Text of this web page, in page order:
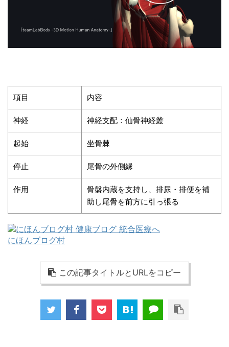
項目 内容
神経 神経支配：仙骨神経叢
起始 坐骨棘
停止 尾骨の外側縁
作用
骨盤内蔵を支持し、排尿・排便を補
助し尾骨を前方に引っ張る
にほんブログ村
この記事タイトルとURLをコピー